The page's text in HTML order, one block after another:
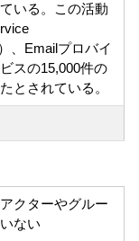
いる。この活動
、Emailプロバイ
スの15,000件の
とされている。
クターやグルー
ない